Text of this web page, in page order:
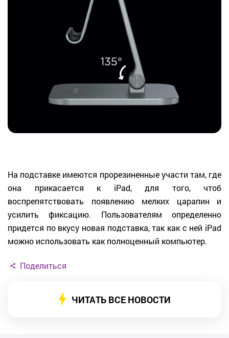
На подставке имеются прорезиненные участи там, где
она прикасается к iPad, для того, чтоб
воспрепятствовать появлению мелких царапин и
усилить фиксацию. Пользователям определенно
придется по вкусу новая подставка, так как с ней iPad
можно использовать как полноценный компьютер.
Поделиться
ЧИТАТЬ ВСЕ НОВОСТИ